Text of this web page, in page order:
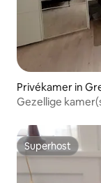
Privékamer in
Gezellige
Superhost
Superhost